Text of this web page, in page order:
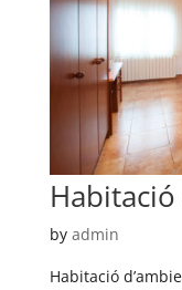
by admin
Habitació